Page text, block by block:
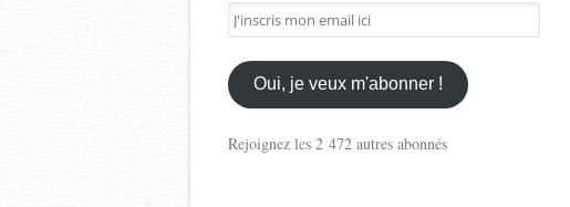
J'inscris
mon
email
ici
Oui, je veux m'abonner !
Rejoignez les 2 472 autres abonnés